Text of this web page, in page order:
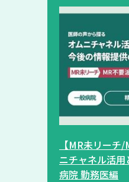
【MR未リー
ニチャネル活
病院 勤務医編